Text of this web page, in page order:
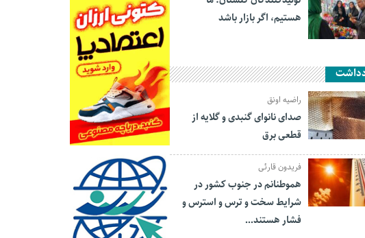
هستیم، اگر بازار باشد
راضیه اونق
صدای نانوای گنبدی و گلایه از
قطعی برق
فریدون قارئی
هموطنانم در جنوب کشور در
شرایط سخت و ترس و استرس و
فشار هستند…